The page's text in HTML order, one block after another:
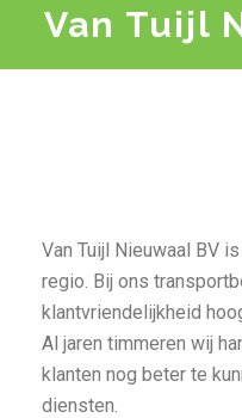
Van Tuijl
Van Tuijl Nieuwaal BV
regio. Bij ons
klantvriendelijkheid
Al jaren timmeren wij
klanten nog beter te
diensten.